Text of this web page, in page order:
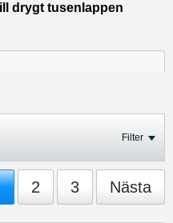
drygt tusenlappen
Filter
2 3 Nästa